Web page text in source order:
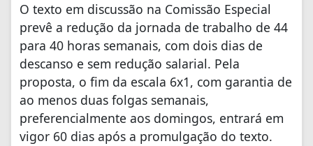
O texto em discussão na Comissão Especial
prevê a redução da jornada de trabalho de 44
para 40 horas semanais, com dois dias de
descanso e sem redução salarial. Pela
proposta, o fim da escala 6x1, com garantia de
ao menos duas folgas semanais,
preferencialmente aos domingos, entrará em
vigor 60 dias após a promulgação do texto.